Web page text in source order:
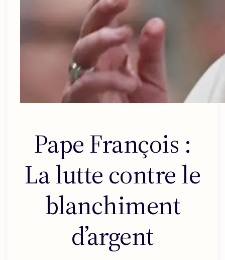
Pape François :
La lutte contre le
blanchiment
d’argent